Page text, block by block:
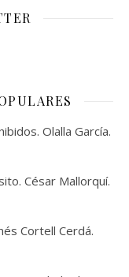
Olalla García.
César Mallorquí.
Cortell Cerdá.